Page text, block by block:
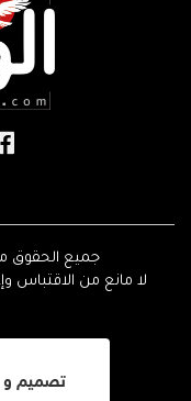
جميع الحقوق
لا مانع من الاقتباس
تصميم و